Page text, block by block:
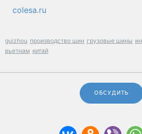
colesa.ru
guizhou производство шин грузовые шины
вьетнам китай
ОБСУДИТЬ